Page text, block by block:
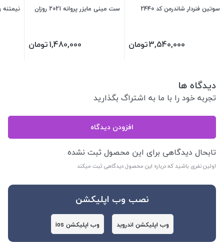
سوتین فنردار شاندرمن کد 2440
3,540,000تومان
ست مینی مایزر پروانه 2021 روزان
1,480,000تومان
نیمتنه
دیدگاه ها
تجربه خود را با ما به اشتراگ بگذارید
افزودن دیدگاه
تابحال دیدگاهی برای این محصول ثبت نشده
اولین نفری باشید که درباره این محصول دیدگاهی ثبت میکند
نصب وب اپلیکشن
وب اپلیکشن اندروید وب اپلیکشن ios